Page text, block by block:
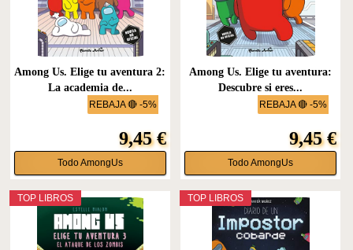
REBAJA 🔴 -5%
Among Us. Elige tu aventura 2:
La academia de...
9,45 €
Todo AmongUs
REBAJA 🔴 -5%
Among Us. Elige tu aventura:
Descubre si eres...
9,45 €
Todo AmongUs
TOP LIBROS TOP LIBROS